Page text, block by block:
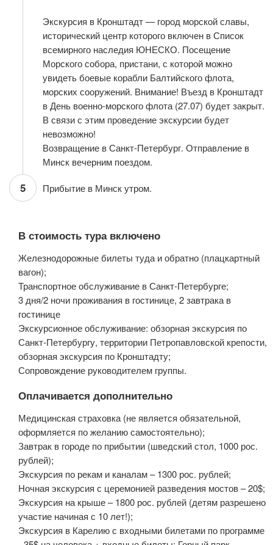
Экскурсия в Кронштадт — город морской славы,
исторический центр которого включен в Список
всемирного наследия ЮНЕСКО. Посещение
Морского собора, пристани, с которой можно
увидеть боевые корабли Балтийского флота,
морских сооружений. Внимание! Въезд в Кронштадт
в День военно-морского флота (27.07) будет закрыт.
В связи с этим проведение экскурсии будет
невозможно!
Возвращение в Санкт-Петербург. Отправление в
Минск вечерним поездом.
5 Прибытие в Минск утром.
В стоимость тура включено
Железнодорожные билеты туда и обратно (плацкартный
вагон);
Транспортное обслуживание в Санкт-Петербурге;
3 дня/2 ночи проживания в гостинице, 2 завтрака в
гостинице
Экскурсионное обслуживание: обзорная экскурсия по
Санкт-Петербургу, территории Петропавловской крепости,
обзорная экскурсия по Кронштадту;
Сопровождение руководителем группы.
Оплачивается дополнительно
Медицинская страховка (не является обязательной,
оформляется по желанию самостоятельно);
Завтрак в городе по прибытии (шведский стол, 1000 рос.
рублей);
Экскурсия по рекам и каналам – 1300 рос. рублей;
Ночная экскурсия с церемонией разведения мостов – 20$;
Экскурсия на крыше – 1800 рос. рублей (детям разрешено
участие начиная с 10 лет!);
Экскурсия в Карелию с входными билетами по программе